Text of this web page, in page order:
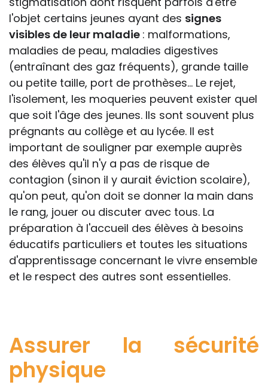
l'objet certains jeunes ayant des signes
visibles de leur maladie : malformations,
maladies de peau, maladies digestives
(entraînant des gaz fréquents), grande taille
ou petite taille, port de prothèses... Le rejet,
l'isolement, les moqueries peuvent exister quel
que soit l'âge des jeunes. Ils sont souvent plus
prégnants au collège et au lycée. Il est
important de souligner par exemple auprès
des élèves qu'il n'y a pas de risque de
contagion (sinon il y aurait éviction scolaire),
qu'on peut, qu'on doit se donner la main dans
le rang, jouer ou discuter avec tous. La
préparation à l'accueil des élèves à besoins
éducatifs particuliers et toutes les situations
d'apprentissage concernant le vivre ensemble
et le respect des autres sont essentielles.
Assurer la sécurité
physique